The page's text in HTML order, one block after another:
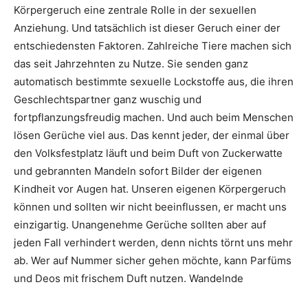
Körpergeruch eine zentrale Rolle in der sexuellen
Anziehung. Und tatsächlich ist dieser Geruch einer der
entschiedensten Faktoren. Zahlreiche Tiere machen sich
das seit Jahrzehnten zu Nutze. Sie senden ganz
automatisch bestimmte sexuelle Lockstoffe aus, die ihren
Geschlechtspartner ganz wuschig und
fortpflanzungsfreudig machen. Und auch beim Menschen
lösen Gerüche viel aus. Das kennt jeder, der einmal über
den Volksfestplatz läuft und beim Duft von Zuckerwatte
und gebrannten Mandeln sofort Bilder der eigenen
Kindheit vor Augen hat. Unseren eigenen Körpergeruch
können und sollten wir nicht beeinflussen, er macht uns
einzigartig. Unangenehme Gerüche sollten aber auf
jeden Fall verhindert werden, denn nichts törnt uns mehr
ab. Wer auf Nummer sicher gehen möchte, kann Parfüms
und Deos mit frischem Duft nutzen. Wandelnde